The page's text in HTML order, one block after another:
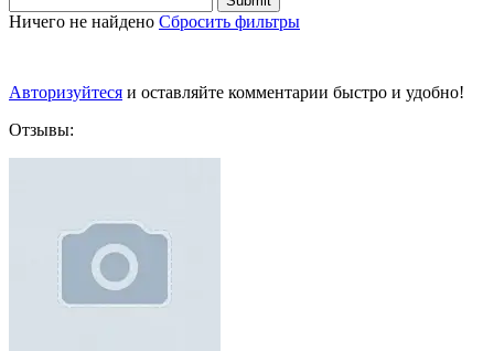
Ничего не найдено Сбросить фильтры
Авторизуйтеся и оставляйте комментарии быстро и удобно!
Отзывы: